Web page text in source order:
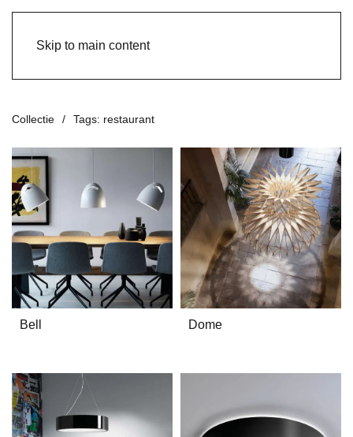
Skip to main content
Collectie Tags: restaurant
Bell Dome